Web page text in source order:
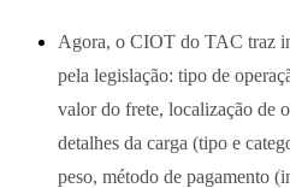
Agora, o CIOT do TAC traz
pela legislação: tipo de
valor do frete, localização de
detalhes da carga (tipo e
peso, método de pagamento